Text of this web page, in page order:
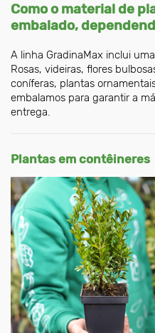
Como o material de
embalado,
A linha GradinaMax inclui
Rosas, videiras, flores
coníferas, plantas
embalamos para garantir a
entrega.
Plantas em contêineres